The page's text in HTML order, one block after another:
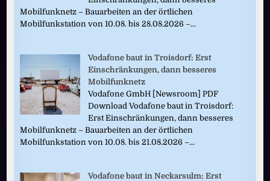
Mobilfunknetz – Bauarbeiten an der örtlichen
Mobilfunkstation von 10.08. bis 28.08.2026 –...
Vodafone baut in Troisdorf: Erst
Einschränkungen, dann besseres
Mobilfunknetz
Vodafone GmbH [Newsroom] PDF
Download Vodafone baut in Troisdorf:
Erst Einschränkungen, dann besseres
Mobilfunknetz – Bauarbeiten an der örtlichen
Mobilfunkstation von 10.08. bis 21.08.2026 –...
Vodafone baut in Neckarsulm: Erst